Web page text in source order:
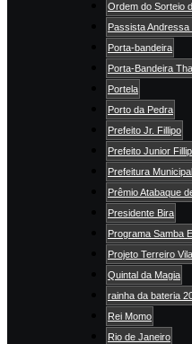
Ordem do Sorteio
Passista
Porta-bandeira
Porta-Bandeira
Portela
Porto da Pedra
Prefeito Jr. Fillipo
Prefeito Junior
Prefeitura
Prêmio Atabaque
Presidente Bira
Programa Samba
Projeto Terreiro
Quintal da Magia
rainha da bateria
Rei Momo
Rio de Janeiro